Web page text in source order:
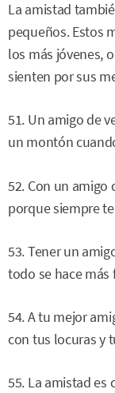
La amistad
pequeños. Estos
los más jóvenes,
sienten por sus
51. Un amigo de
un montón
52. Con un amigo
porque siempre
53. Tener un
todo se hace más
54. A tu mejor
con tus locuras y
55. La amistad es